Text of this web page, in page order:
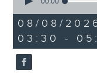
1
hour,
26
minutes,
0
seconds
08/08/
03:30 -